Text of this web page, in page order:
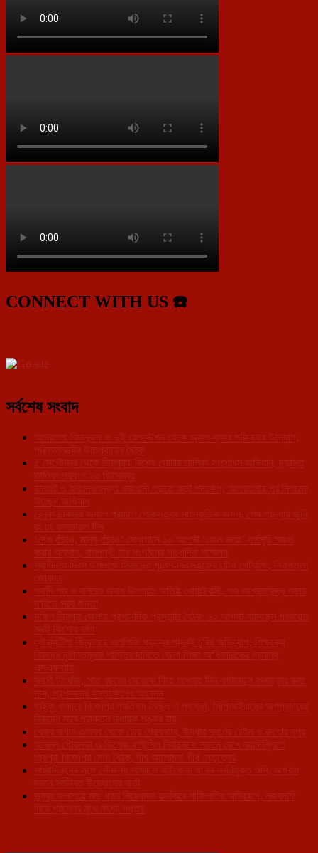
CONNECT WITH US ☎️
সর্বশেষ সংবাদ
আগরতলা বিমানবন্দর ও দুই রেলস্টেশন থেকে অ্যাপ-ক্যাব পরিষেবার উদ্যোগ,
পরিবহনমন্ত্রীর উচ্চপর্যায়ের বৈঠক
৫ সেপ্টেম্বর থেকে ত্রিপুরায় বিশেষ ভোটার তালিকা সংশোধন অভিযান, চূড়ান্ত
তালিকা প্রকাশ ২৩ ডিসেম্বর
যানজট ও জবরদখলমুক্ত রাজধানী গড়তে কড়া পদক্ষেপ, আগরতলায় পুর নিগমের
উচ্ছেদ অভিযান
রেনুকা চাকমার অকাল প্রয়াণে শোকস্তব্ধ সাংস্কৃতিক অঙ্গন, শেষ শ্রদ্ধায় জুনি
রং ঢং কালচারাল টিম
‘দেশ বাঁচাও, মানুষ বাঁচাও’ স্লোগানে ১০ আগস্ট ‘জেল ভরো’ কর্মসূচি সফল
করার আহ্বান, বামপন্থী চার সংগঠনের সাংবাদিক সম্মেলন
স্বাধীনতা দিবস উপলক্ষে সিমান্তে পুলিশ-বিএসএফের যৌথ পেট্রলিং, নিরাপত্তা
জোরদার
গবাদি পশু ও বানরের অবাধ উৎপাতে অতিষ্ঠ খোয়াইবাসী, পশু আশ্রয়কেন্দ্র গড়ার
দাবিতে সরব জনতা
দক্ষিণ ত্রিপুরা জেলায় প্রশাসনিক প্রস্তুতি বৈঠক: ১২ আগস্ট আসছেন পঞ্চায়েত
মন্ত্রী কিশোর বর্মণ
গৌরাঙ্গটিলা বিদ্যালয়ে এলপিজি গ্যাসের পাসবই চুরির অভিযোগ, শিক্ষকের
বিরুদ্ধে দৃষ্টান্তমূলক শাস্তির দাবিতে জেলা শিক্ষা আধিকারিকের দ্বারস্থ
এসএফআই
স্বামী নিখোঁজ, সাত বছরের মেয়েকে নিয়ে অসহায় দিন কাটাচ্ছেন কলাছড়ার রুমা
দাস, প্রশাসনের হস্তক্ষেপের আবেদন
থাইবুং বাজারে বিজেপির প্রতিবাদ মিছিল ও পথসভা, সিপিআইএমের অপপ্রচারের
বিরুদ্ধে সরব প্রাক্তন বিধায়ক শঙ্কর রায়
খেজুর বাগান এলাকা থেকে চোর গ্রেফতার, উদ্ধার স্বর্ণের চেইন ও রুপোর নূপুর
আসন্ন পৌরসভা ও ভিলেজ কাউন্সিল নির্বাচনকে সামনে রেখে নয়াদিল্লিতে
ত্রিপুরা বিজেপির মেগা বৈঠক, দীর্ঘ আলোচনা শীর্ষ নেতৃত্বের
সাংবাদিকদের সঙ্গে সৌজন্য সাক্ষাতে বাইখোড়া থানার নবনিযুক্ত ওসি, অপরাধ
দমনে সমন্বিত উদ্যোগের বার্তা
ডুম্বুর জলাশয়ে মাছ ধরার নিষেধাজ্ঞা কার্যকরে গাফিলতির অভিযোগ, নজরদারি
নিয়ে প্রশ্নের মুখে মৎস্য দপ্তর